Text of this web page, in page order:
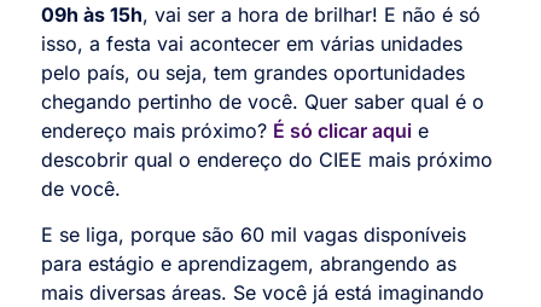
09h às 15h, vai ser a hora de brilhar! E não é só
isso, a festa vai acontecer em várias unidades
pelo país, ou seja, tem grandes oportunidades
chegando pertinho de você. Quer saber qual é o
endereço mais próximo? É só clicar aqui e
descobrir qual o endereço do CIEE mais próximo
de você.
E se liga, porque são 60 mil vagas disponíveis
para estágio e aprendizagem, abrangendo as
mais diversas áreas. Se você já está imaginando